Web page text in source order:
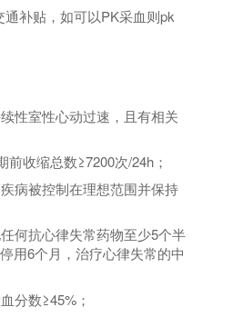
通补贴，如可以PK采血则pk
性室性心动过速，且有相关
收缩总数≥7200次/24h；
病被控制在理想范围并保持
何抗心律失常药物至少5个半
用6个月，治疗心律失常的中
分数≥45%；